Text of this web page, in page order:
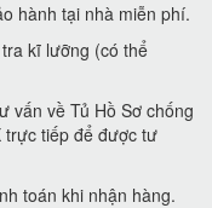
hành tại nhà miễn phí.
kĩ lưỡng (có thể
vấn về Tủ Hồ Sơ chống
trực tiếp để được tư
toán khi nhận hàng.